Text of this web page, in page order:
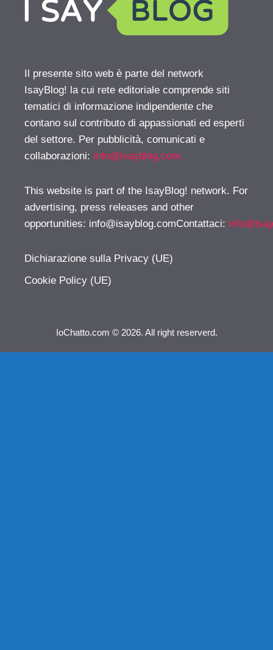
Il presente sito web è parte del network
IsayBlog! la cui rete editoriale comprende siti
tematici di informazione indipendente che
contano sul contributo di appassionati ed esperti
del settore. Per pubblicità, comunicati e
collaborazioni: info@isayblog.com
This website is part of the IsayBlog! network. For
advertising, press releases and other
opportunities: info@isayblog.comContattaci:
Dichiarazione sulla Privacy (UE)
Cookie Policy (UE)
IoChatto.com © 2026. All right reserverd.